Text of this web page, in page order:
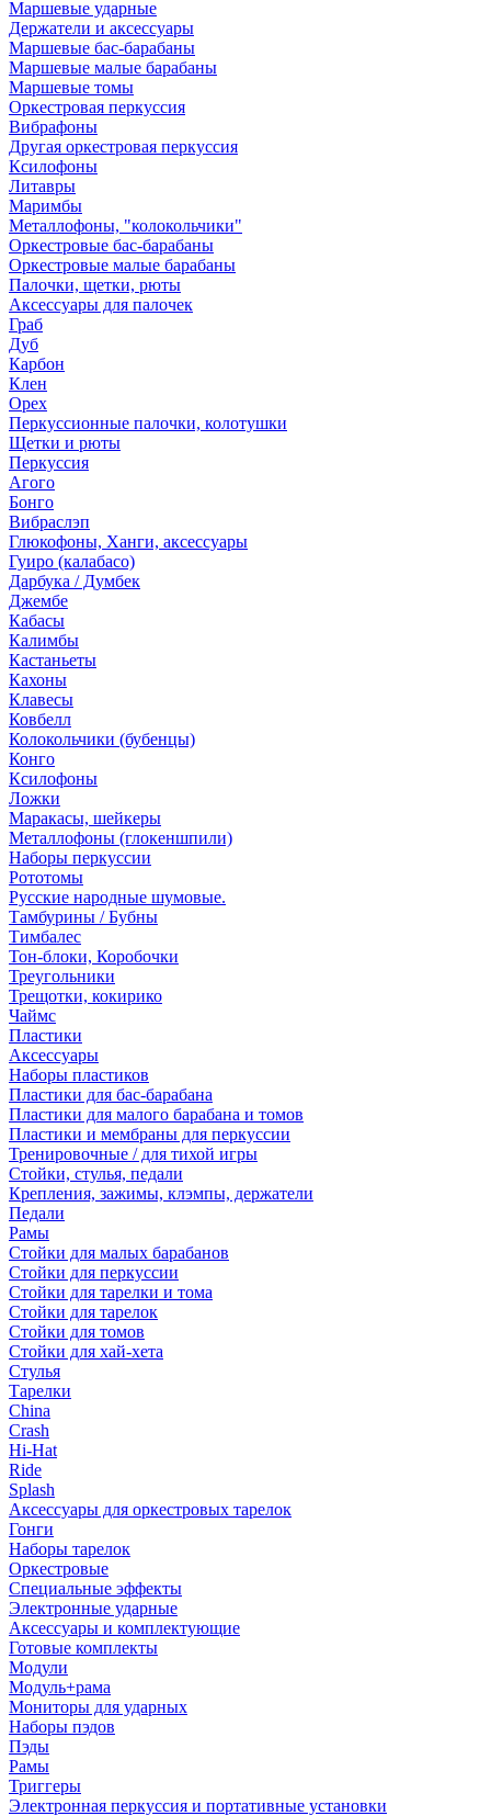
Маршевые ударные
Держатели и аксессуары
Маршевые бас-барабаны
Маршевые малые барабаны
Маршевые томы
Оркестровая перкуссия
Вибрафоны
Другая оркестровая перкуссия
Ксилофоны
Литавры
Маримбы
Металлофоны, "колокольчики"
Оркестровые бас-барабаны
Оркестровые малые барабаны
Палочки, щетки, рюты
Аксессуары для палочек
Граб
Дуб
Карбон
Клен
Орех
Перкуссионные палочки, колотушки
Щетки и рюты
Перкуссия
Агого
Бонго
Вибраслэп
Глюкофоны, Ханги, аксессуары
Гуиро (калабасо)
Дарбука / Думбек
Джембе
Кабасы
Калимбы
Кастаньеты
Кахоны
Клавесы
Ковбелл
Колокольчики (бубенцы)
Конго
Ксилофоны
Ложки
Маракасы, шейкеры
Металлофоны (глокеншпили)
Наборы перкуссии
Рототомы
Русские народные шумовые.
Тамбурины / Бубны
Тимбалес
Тон-блоки, Коробочки
Треугольники
Трещотки, кокирико
Чаймс
Пластики
Аксессуары
Наборы пластиков
Пластики для бас-барабана
Пластики для малого барабана и томов
Пластики и мембраны для перкуссии
Тренировочные / для тихой игры
Стойки, стулья, педали
Крепления, зажимы, клэмпы, держатели
Педали
Рамы
Стойки для малых барабанов
Стойки для перкуссии
Стойки для тарелки и тома
Стойки для тарелок
Стойки для томов
Стойки для хай-хета
Стулья
Тарелки
China
Crash
Hi-Hat
Ride
Splash
Аксессуары для оркестровых тарелок
Гонги
Наборы тарелок
Оркестровые
Специальные эффекты
Электронные ударные
Аксессуары и комплектующие
Готовые комплекты
Модули
Модуль+рама
Мониторы для ударных
Наборы пэдов
Пэды
Рамы
Триггеры
Электронная перкуссия и портативные установки